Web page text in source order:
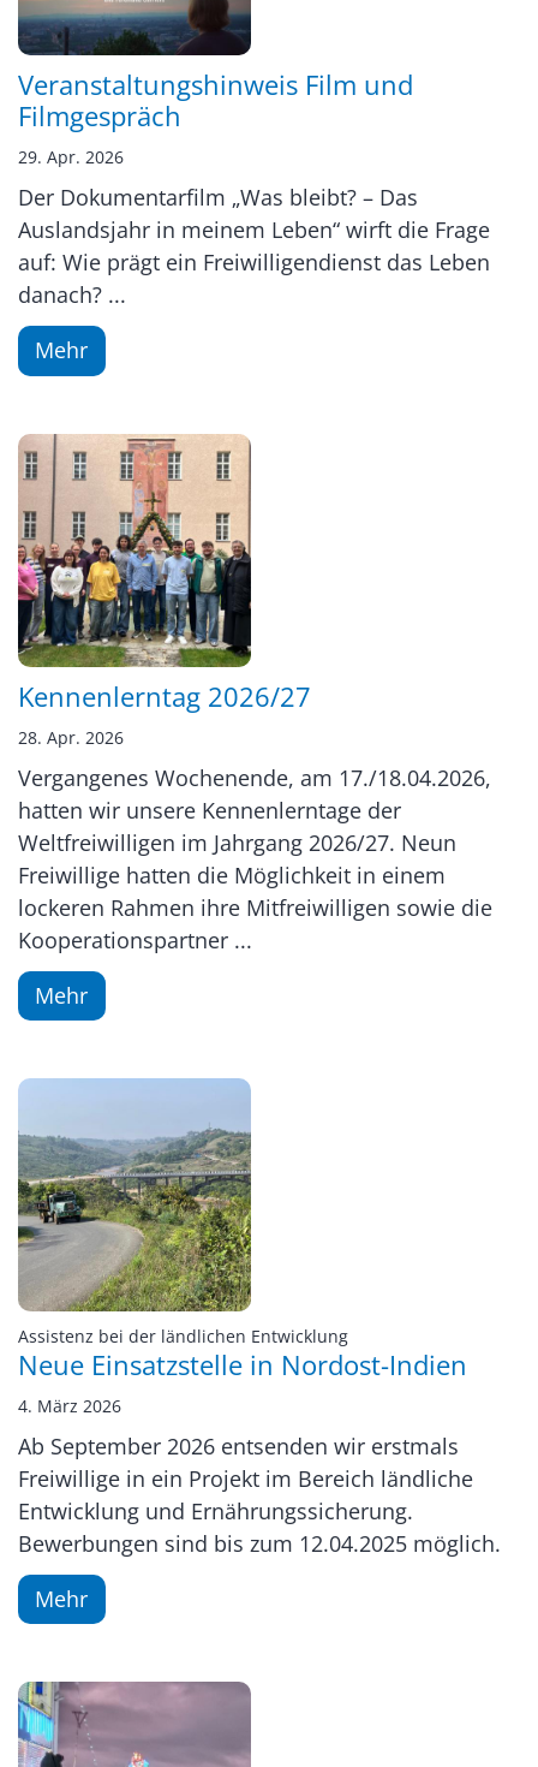
Veranstaltungshinweis Film und
Filmgespräch
29. Apr. 2026
Der Dokumentarfilm „Was bleibt? – Das
Auslandsjahr in meinem Leben“ wirft die Frage
auf: Wie prägt ein Freiwilligendienst das Leben
danach? ...
Mehr
Kennenlerntag 2026/27
28. Apr. 2026
Vergangenes Wochenende, am 17./18.04.2026,
hatten wir unsere Kennenlerntage der
Weltfreiwilligen im Jahrgang 2026/27. Neun
Freiwillige hatten die Möglichkeit in einem
lockeren Rahmen ihre Mitfreiwilligen sowie die
Kooperationspartner ...
Mehr
Assistenz bei der ländlichen Entwicklung:
Neue Einsatzstelle in Nordost-Indien
4. März 2026
Ab September 2026 entsenden wir erstmals
Freiwillige in ein Projekt im Bereich ländliche
Entwicklung und Ernährungssicherung.
Bewerbungen sind bis zum 12.04.2025 möglich.
Mehr